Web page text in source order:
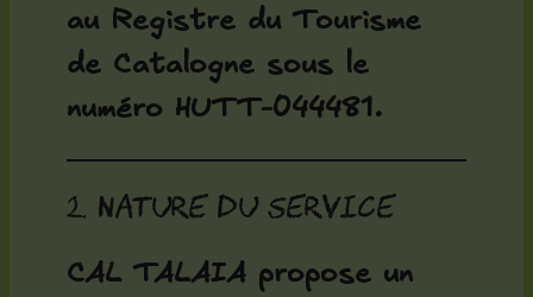
au Registre du Tourisme
de Catalogne sous le
numéro HUTT-044481.
2. Nature du service
CAL TALAIA propose un